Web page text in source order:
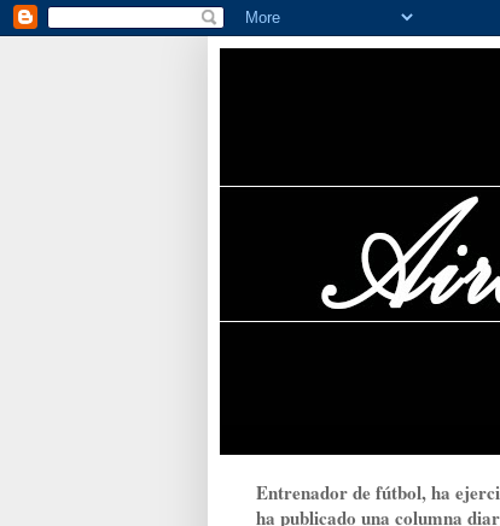
Entrenador de fútbol, ha
ha publicado una columna